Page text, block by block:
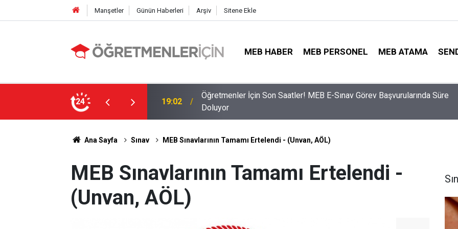
Manşetler Günün Haberleri Arşiv Sitene Ekle
MEB HABER MEB PERSONEL MEB ATAMA
24
E-Sınav Görev Başvurularında Süre
09:01 2026 Atama Sinyali Verildi: İşte MEB’in En Çok Öğretmen Aradığı 15
Ana Sayfa Sınav MEB Sınavlarının Tamamı Ertelendi - (Unvan, AÖL)
MEB Sınavlarının Tamamı Ertelendi -
(Unvan, AÖL)